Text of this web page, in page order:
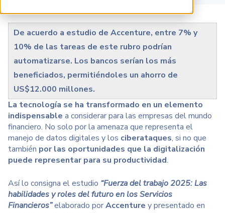
De acuerdo a estudio de Accenture, entre 7% y
10% de las tareas de este rubro podrían
automatizarse. Los bancos serían los más
beneficiados, permitiéndoles un ahorro de
US$12.000 millones.
La tecnología se ha transformado en un elemento
indispensable a considerar para las empresas del mundo
financiero. No solo por la amenaza que representa el
manejo de datos digitales y los ciberataques, si no que
también por las oportunidades que la digitalización
puede representar para su productividad.
Así lo consigna el estudio “Fuerza del trabajo 2025: Las
habilidades y roles del futuro en los Servicios
Financieros”elaborado porAccenture y presentado en